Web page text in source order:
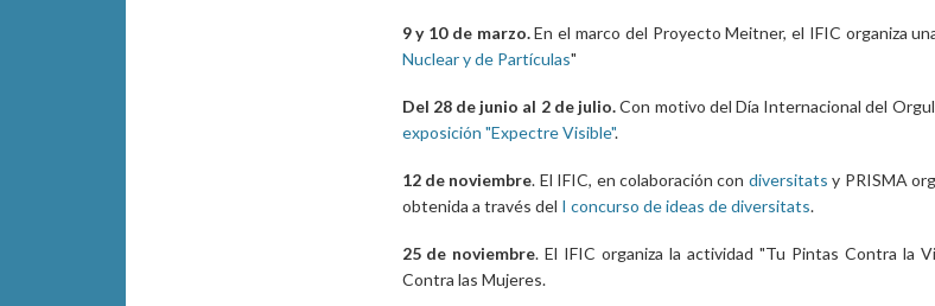
9 y 10 de marzo.En el marco del Proyecto Meitner, el IFIC organiza
Nuclear y de Partículas"
Del 28 de junio al 2 de julio.Con motivo del Día Internacional del
exposición "Expectre Visible".
12 de noviembre. El IFIC, en colaboración con diversitats y PRISMA
obtenida a través del I concurso de ideas de diversitats.
25 de noviembre. El IFIC organiza la actividad "Tu Pintas Contra la
Contra las Mujeres.